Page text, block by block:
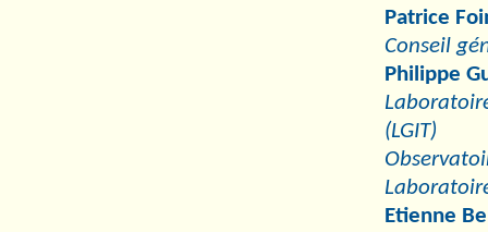
Patrice
Conseil
Philippe
(LGIT)
Etienne